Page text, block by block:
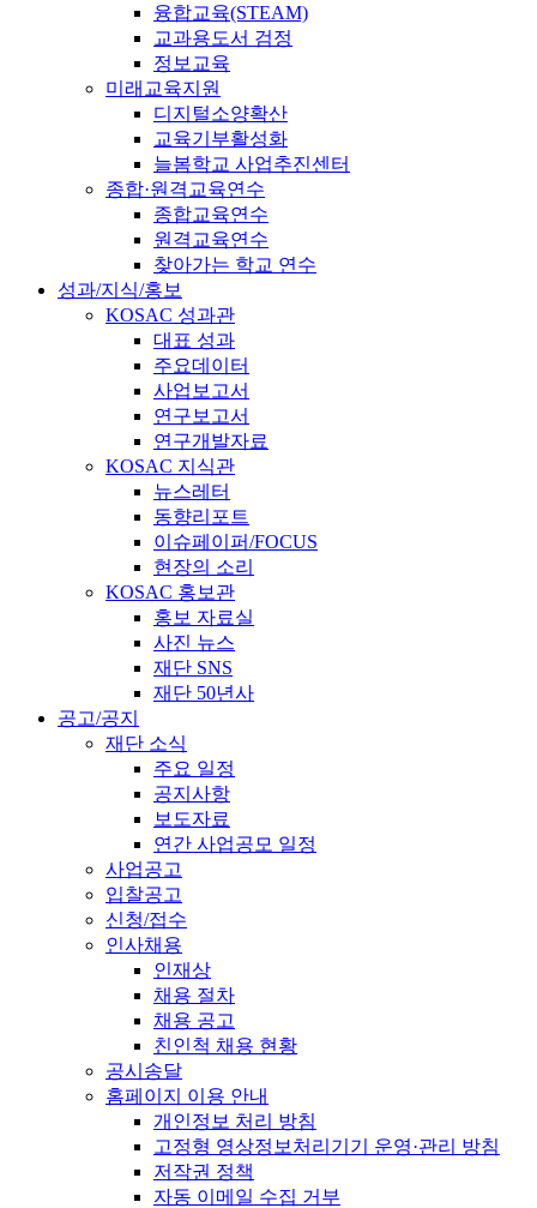
융합교육(STEAM)
교과용도서 검정
정보교육
미래교육지원
디지털소양확산
교육기부활성화
늘봄학교 사업추진센터
종합·원격교육연수
종합교육연수
원격교육연수
찾아가는 학교 연수
성과/지식/홍보
KOSAC 성과관
대표 성과
주요데이터
사업보고서
연구보고서
연구개발자료
KOSAC 지식관
뉴스레터
동향리포트
이슈페이퍼/FOCUS
현장의 소리
KOSAC 홍보관
홍보 자료실
사진 뉴스
재단 SNS
재단 50년사
공고/공지
재단 소식
주요 일정
공지사항
보도자료
연간 사업공모 일정
사업공고
입찰공고
신청/접수
인사채용
인재상
채용 절차
채용 공고
친인척 채용 현황
공시송달
홈페이지 이용 안내
개인정보 처리 방침
고정형 영상정보처리기기 운영·관리 방침
저작권 정책
자동 이메일 수집 거부